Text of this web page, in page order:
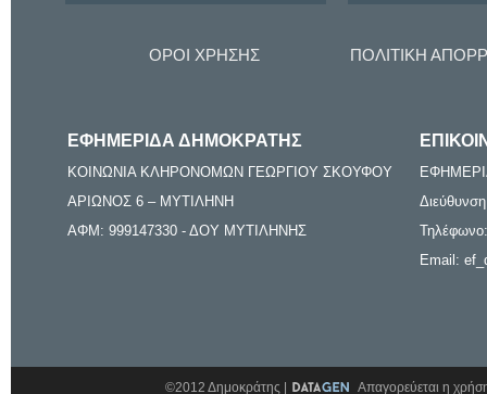
ΟΡΟΙ ΧΡΗΣΗΣ ΠΟΛΙΤΙΚΗ
ΕΦΗΜΕΡΙΔΑ ΔΗΜΟΚΡΑΤΗΣ
ΚΟΙΝΩΝΙΑ ΚΛΗΡΟΝΟΜΩΝ ΓΕΩΡΓΙΟΥ ΣΚΟΥΦΟΥ
ΑΡΙΩΝΟΣ 6 – ΜΥΤΙΛΗΝΗ
ΑΦΜ: 999147330 - ΔΟΥ ΜΥΤΙΛΗΝΗΣ
Email:
©2012 Δημοκράτης | Απαγορεύεται η